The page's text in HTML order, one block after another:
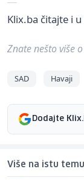
Klix.ba čitajte i
Znate nešto više
SAD Havaji
Dodajte
Više na istu temu